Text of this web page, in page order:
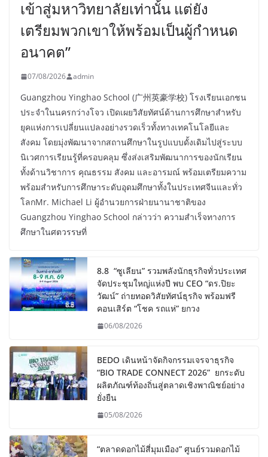
เข้าสู่มหาวิทยาลัยเท่านั้น แต่ยัง
เตรียมพวกเขาให้พร้อมเป็นผู้กำหนด
อนาคต”
07/08/2026 admin
Guangzhou Yinghao School (广州英豪学校) โรงเรียนเอกชน
ประจำในนครกว่างโจว เปิดเผยวิสัยทัศน์ด้านการศึกษาสำหรับ
ยุคแห่งการเปลี่ยนแปลงอย่างรวดเร็วทั้งทางเทคโนโลยีและ
สังคม โดยมุ่งพัฒนาจากสถานศึกษาในรูปแบบดั้งเดิมไปสู่ระบบ
นิเวศการเรียนรู้ที่ครอบคลุม ซึ่งส่งเสริมพัฒนาการของนักเรียน
ทั้งด้านวิชาการ คุณธรรม สังคม และอารมณ์ พร้อมเตรียมความ
พร้อมสำหรับการศึกษาระดับอุดมศึกษาทั้งในประเทศจีนและทั่ว
โลกMr. Michael Li ผู้อำนวยการฝ่ายนานาชาติของ
Guangzhou Yinghao School กล่าวว่า ความสำเร็จทางการ
ศึกษาในศตวรรษที่
8.8 “ซูเลียน” รวมพลังนักธุรกิจทั่วประเทศ
จัดประชุมใหญ่แห่งปี พบ CEO “ดร.ปิยะ
วัฒน์” ถ่ายทอดวิสัยทัศน์ธุรกิจ พร้อมฟรี
คอนเสิร์ต “โชค รถแห่” ยกวง
06/08/2026
BEDO เดินหน้าจัดกิจกรรมเจรจาธุรกิจ
“BIO TRADE CONNECT 2026” ยกระดับ
ผลิตภัณฑ์ท้องถิ่นสู่ตลาดเชิงพาณิชย์อย่าง
ยั่งยืน
05/08/2026
“ตลาดดอกไม้สี่มุมเมือง” ศูนย์รวมดอกไม้